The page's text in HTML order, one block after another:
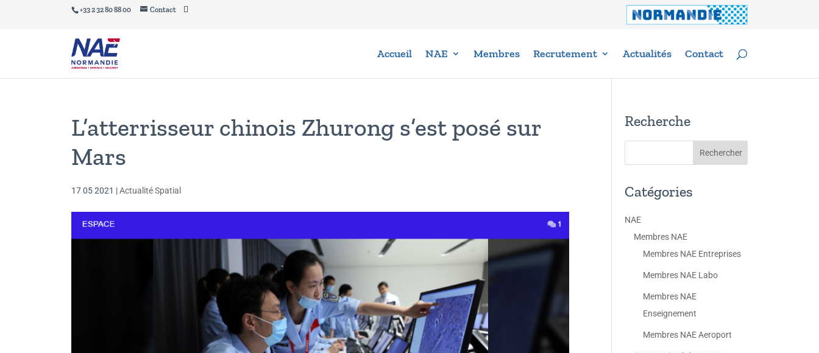
+33 2 32 80 88 00 Contact
Accueil NAE Membres Recrutement Actualités Contact
L’atterrisseur chinois Zhurong s’est posé sur
Mars
17 05 2021 |Actualité Spatial
Recherche
Catégories
NAE
Membres NAE
Membres NAE Entreprises
Membres NAE Labo
Membres NAE
Enseignement
Membres NAE Aeroport